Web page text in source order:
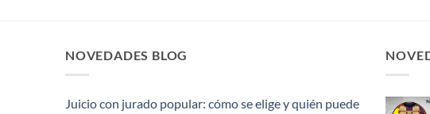
NOVEDADES BLOG
Juicio con jurado popular: cómo se elige y quién puede